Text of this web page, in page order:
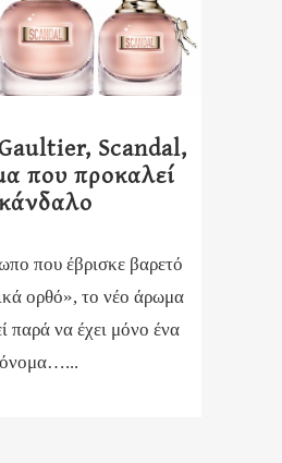
Scandal,
που προκαλεί
που έβρισκε βαρετό
ορθό», το νέο άρωμα
παρά να έχει μόνο ένα
όνομα…...